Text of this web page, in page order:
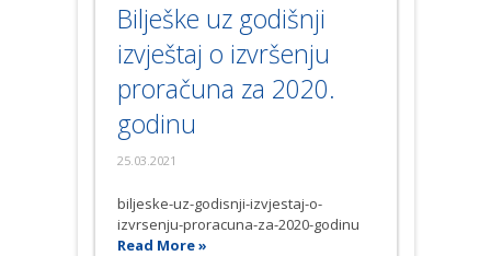
Bilješke uz godišnji
izvještaj o izvršenju
proračuna za 2020.
godinu
25.03.2021
biljeske-uz-godisnji-izvjestaj-o-
izvrsenju-proracuna-za-2020-godinu
Read More »